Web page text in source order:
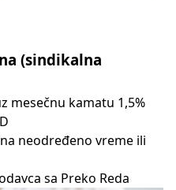
(sindikalna
mesečnu kamatu 1,5%
neodređeno vreme ili
sa Preko Reda